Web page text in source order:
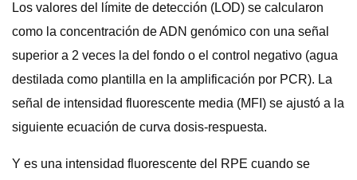
Los valores del límite de detección (LOD) se calcularon
como la concentración de ADN genómico con una señal
superior a 2 veces la del fondo o el control negativo (agua
destilada como plantilla en la amplificación por PCR). La
señal de intensidad fluorescente media (MFI) se ajustó a la
siguiente ecuación de curva dosis-respuesta.
Y es una intensidad fluorescente del RPE cuando se